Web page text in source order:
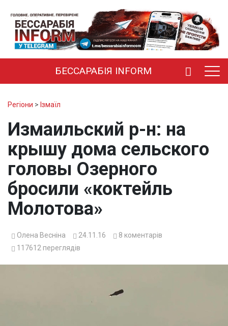
БЕССАРАБІЯ INFORM
Регіони > Ізмаїл
Измаильский р-н: на
крышу дома сельского
головы Озерного
бросили «коктейль
Молотова»
Олена Весніна 24.11.16 8 коментарів
117612 переглядів